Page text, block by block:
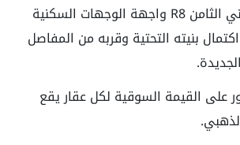
يتصدر الحي السكني الثامن R8 واجهة الوجهات السكنية
بنيته التحتية وقربه من المفاصل
على القيمة السوقية لكل عقار يقع